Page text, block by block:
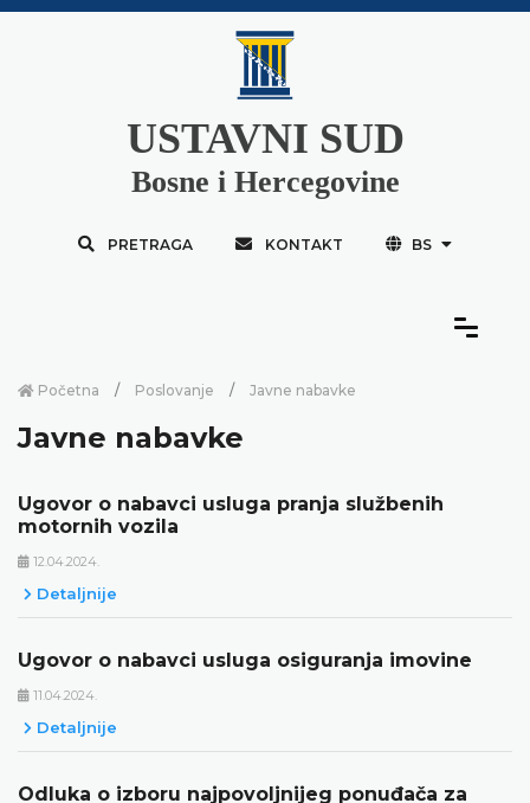
USTAVNI SUD
Bosne i Hercegovine
PRETRAGA KONTAKT BS
Početna Poslovanje Javne nabavke
Javne nabavke
Ugovor o nabavci usluga pranja službenih
motornih vozila
12.04.2024.
Detaljnije
Ugovor o nabavci usluga osiguranja imovine
11.04.2024.
Detaljnije
Odluka o izboru najpovoljnijeg ponuđača za